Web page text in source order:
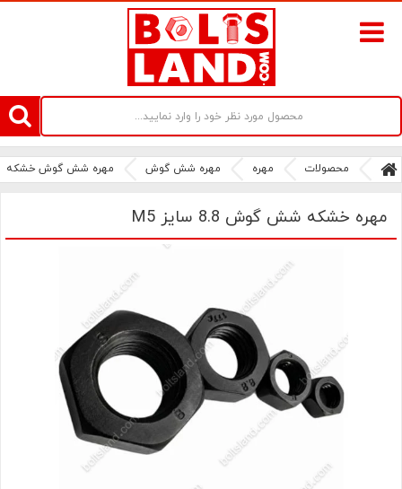
سامانه آنلاین فروش پیچ و مهره های صنعتی بولتز لند | سرزمین پیچ
محصولات مهره مهره شش گوش مهره شش گوش خشکه
مهره خشکه شش گوش 8.8 سایز M5